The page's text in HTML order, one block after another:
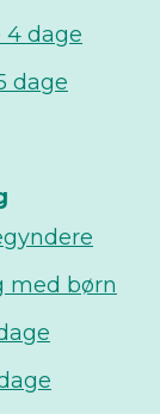
dage
dage
med børn